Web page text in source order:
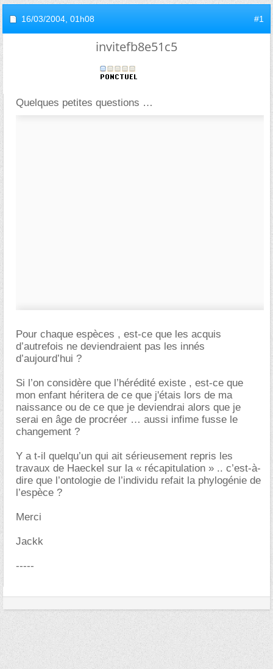
16/03/2004, 01h08 #1
invitefb8e51c5
Quelques petites questions
Pour chaque espèces , est-ce que les acquis
d’autrefois ne deviendraient pas les innés
d’aujourd’hui ?
Si l’on considère que l’hérédité existe , est-ce que
mon enfant héritera de ce que j'étais lors de ma
naissance ou de ce que je deviendrai alors que je
serai en âge de procréer … aussi infime fusse le
changement ?
Y a t-il quelqu’un qui ait sérieusement repris les
travaux de Haeckel sur la « récapitulation » .. c’est-à-
dire que l’ontologie de l’individu refait la phylogénie de
l’espèce ?
Merci
Jackk
-----